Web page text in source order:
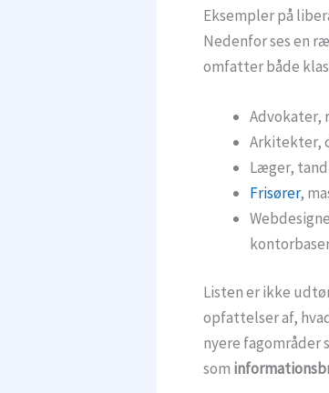
Eksempler på
Nedenfor ses en
omfatter både
Advokater,
Arkitekter,
Læger,
Frisører,
Listen er ikke
opfattelser af,
nyere fagområder
som